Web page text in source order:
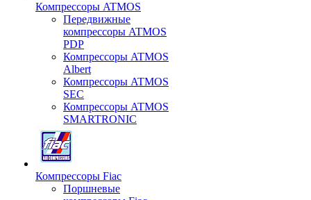
Компрессоры ATMOS
Передвижные
компрессоры ATMOS
PDP
Компрессоры ATMOS
Albert
Компрессоры ATMOS
SEC
Компрессоры ATMOS
SMARTRONIC
Компрессоры Fiac
Поршневые